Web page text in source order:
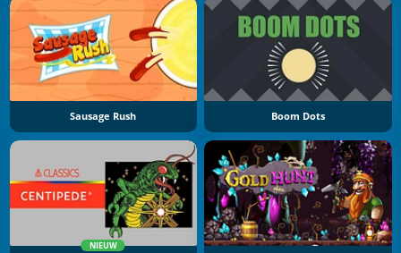
Sausage Rush Boom Dots
NIEUW